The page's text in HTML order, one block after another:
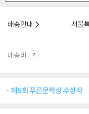
배송안내
서울
배송비
제5회 푸른문학상 수상작